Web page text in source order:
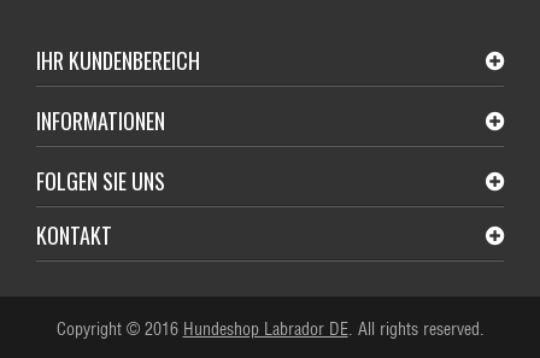
IHR KUNDENBEREICH
INFORMATIONEN
FOLGEN SIE UNS
KONTAKT
Copyright © 2016 Hundeshop Labrador DE. All rights reserved.